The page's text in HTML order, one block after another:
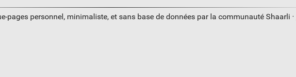
pages personnel, minimaliste, et sans base de données par la communauté Shaarli ·